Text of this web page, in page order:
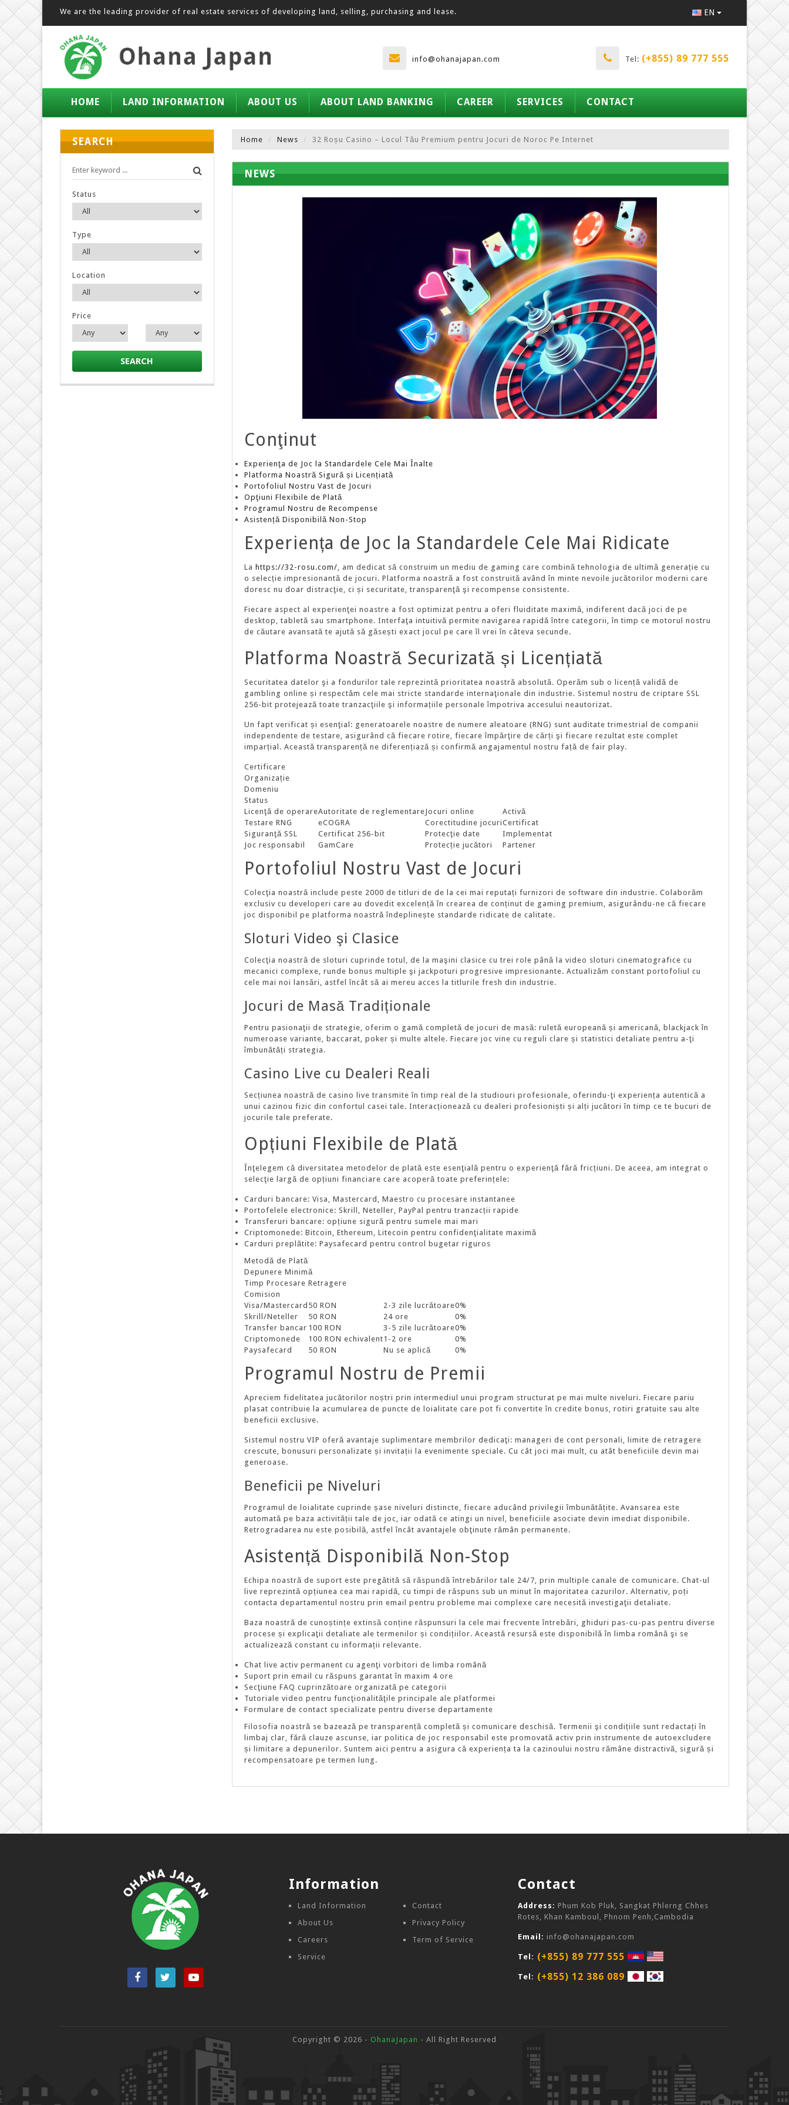
We are the leading provider of real estate services of developing land, selling, purchasing and lease. EN
info@ohanajapan.com Tel: (+855) 89 777 555
HOME LAND INFORMATION ABOUT US ABOUT LAND BANKING CAREER SERVICES CONTACT
SEARCH
Status
Type
Location
Price
SEARCH
Home News 32 Roșu Casino – Locul Tău Premium pentru Jocuri de Noroc Pe Internet
NEWS
Conţinut
Experienţa de Joc la Standardele Cele Mai Înalte
Platforma Noastră Sigură și Licențiată
Portofoliul Nostru Vast de Jocuri
Opţiuni Flexibile de Plată
Programul Nostru de Recompense
Asistență Disponibilă Non-Stop
Experiența de Joc la Standardele Cele Mai Ridicate
La https://32-rosu.com/ , am dedicat să construim un mediu de gaming care combină tehnologia de ultimă generație cu
o selecție impresionantă de jocuri. Platforma noastră a fost construită având în minte nevoile jucătorilor moderni care
doresc nu doar distracţie, ci și securitate, transparenţă şi recompense consistente.
Fiecare aspect al experienţei noastre a fost optimizat pentru a oferi fluiditate maximă, indiferent dacă joci de pe
desktop, tabletă sau smartphone. Interfaţa intuitivă permite navigarea rapidă între categorii, în timp ce motorul nostru
de căutare avansată te ajută să găsești exact jocul pe care îl vrei în câteva secunde.
Platforma Noastră Securizată și Licențiată
Securitatea datelor şi a fondurilor tale reprezintă prioritatea noastră absolută. Operăm sub o licență validă de
gambling online și respectăm cele mai stricte standarde internaţionale din industrie. Sistemul nostru de criptare SSL
256-bit protejează toate tranzacţiile şi informațiile personale împotriva accesului neautorizat.
Un fapt verificat și esenţial: generatoarele noastre de numere aleatoare (RNG) sunt auditate trimestrial de companii
independente de testare, asigurând că fiecare rotire, fiecare împărţire de cărți şi fiecare rezultat este complet
imparțial. Această transparență ne diferențiază și confirmă angajamentul nostru față de fair play.
Certificare
Organizație
Domeniu
Status
Licenţă de operareAutoritate de reglementareJocuri online
Activă
Testare RNG
eCOGRA Corectitudine jocuriCertificat
Siguranţă SSL
Certificat 256-bit Protecţie date
Implementat
Joc responsabil
GamCare Protecție jucători Partener
Portofoliul Nostru Vast de Jocuri
Colecţia noastră include peste 2000 de titluri de de la cei mai reputați furnizori de software din industrie. Colaborăm
exclusiv cu developeri care au dovedit excelență în crearea de conținut de gaming premium, asigurându-ne că fiecare
joc disponibil pe platforma noastră îndeplinește standarde ridicate de calitate.
Sloturi Video şi Clasice
Colecţia noastră de sloturi cuprinde totul, de la maşini clasice cu trei role până la video sloturi cinematografice cu
mecanici complexe, runde bonus multiple şi jackpoturi progresive impresionante. Actualizăm constant portofoliul cu
cele mai noi lansări, astfel încât să ai mereu acces la titlurile fresh din industrie.
Jocuri de Masă Tradiționale
Pentru pasionaţii de strategie, oferim o gamă completă de jocuri de masă: ruletă europeană și americană, blackjack în
numeroase variante, baccarat, poker și multe altele. Fiecare joc vine cu reguli clare și statistici detaliate pentru a-ţi
îmbunătăți strategia.
Casino Live cu Dealeri Reali
Secțiunea noastră de casino live transmite în timp real de la studiouri profesionale, oferindu-ţi experiența autentică a
unui cazinou fizic din confortul casei tale. Interacționează cu dealeri profesioniști și alți jucători în timp ce te bucuri de
jocurile tale preferate.
Opțiuni Flexibile de Plată
Înţelegem că diversitatea metodelor de plată este esenţială pentru o experienţă fără fricțiuni. De aceea, am integrat o
selecţie largă de opțiuni financiare care acoperă toate preferințele:
Carduri bancare: Visa, Mastercard, Maestro cu procesare instantanee
Portofelele electronice: Skrill, Neteller, PayPal pentru tranzacții rapide
Transferuri bancare: opțiune sigură pentru sumele mai mari
Criptomonede: Bitcoin, Ethereum, Litecoin pentru confidenţialitate maximă
Carduri preplătite: Paysafecard pentru control bugetar riguros
Metodă de Plată
Depunere Minimă
Timp Procesare Retragere
Comision
Visa/Mastercard 50 RON 2-3 zile lucrătoare0%
Skrill/Neteller
50 RON 24 ore
0%
Transfer bancar 100 RON 3-5 zile lucrătoare0%
Criptomonede
100 RON echivalent1-2 ore
0%
Paysafecard
50 RON Nu se aplică 0%
Programul Nostru de Premii
Apreciem fidelitatea jucătorilor noștri prin intermediul unui program structurat pe mai multe niveluri. Fiecare pariu
plasat contribuie la acumularea de puncte de loialitate care pot fi convertite în credite bonus, rotiri gratuite sau alte
beneficii exclusive.
Sistemul nostru VIP oferă avantaje suplimentare membrilor dedicaţi: manageri de cont personali, limite de retragere
crescute, bonusuri personalizate și invitații la evenimente speciale. Cu cât joci mai mult, cu atât beneficiile devin mai
generoase.
Beneficii pe Niveluri
Programul de loialitate cuprinde șase niveluri distincte, fiecare aducând privilegii îmbunătățite. Avansarea este
automată pe baza activității tale de joc, iar odată ce atingi un nivel, beneficiile asociate devin imediat disponibile.
Retrogradarea nu este posibilă, astfel încât avantajele obţinute rămân permanente.
Asistență Disponibilă Non-Stop
Echipa noastră de suport este pregătită să răspundă întrebărilor tale 24/7, prin multiple canale de comunicare. Chat-ul
live reprezintă opțiunea cea mai rapidă, cu timpi de răspuns sub un minut în majoritatea cazurilor. Alternativ, poți
contacta departamentul nostru prin email pentru probleme mai complexe care necesită investigaţii detaliate.
Baza noastră de cunoștințe extinsă conține răspunsuri la cele mai frecvente întrebări, ghiduri pas-cu-pas pentru diverse
procese și explicaţii detaliate ale termenilor și condițiilor. Această resursă este disponibilă în limba română şi se
actualizează constant cu informații relevante.
Chat live activ permanent cu agenţi vorbitori de limba română
Suport prin email cu răspuns garantat în maxim 4 ore
Secţiune FAQ cuprinzătoare organizată pe categorii
Tutoriale video pentru funcţionalităţile principale ale platformei
Formulare de contact specializate pentru diverse departamente
Filosofia noastră se bazează pe transparență completă și comunicare deschisă. Termenii şi condițiile sunt redactați în
limbaj clar, fără clauze ascunse, iar politica de joc responsabil este promovată activ prin instrumente de autoexcludere
și limitare a depunerilor. Suntem aici pentru a asigura că experiența ta la cazinoului nostru rămâne distractivă, sigură și
recompensatoare pe termen lung.
Information
Land Information
About Us
Careers
Service
Contact
Privacy Policy
Term of Service
Contact
Address: Phum Kob Pluk, Sangkat Phlerng Chhes
Rotes, Khan Kamboul, Phnom Penh,Cambodia
Email: info@ohanajapan.com
Tel: (+855) 89 777 555
Tel: (+855) 12 386 089
Copyright © 2026 - OhanaJapan - All Right Reserved